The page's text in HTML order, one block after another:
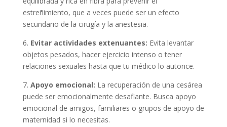
estreñimiento, que a veces puede ser un efecto
secundario de la cirugía y la anestesia.
6. Evitar actividades extenuantes: Evita levantar
objetos pesados, hacer ejercicio intenso o tener
relaciones sexuales hasta que tu médico lo autorice.
7. Apoyo emocional: La recuperación de una cesárea
puede ser emocionalmente desafiante. Busca apoyo
emocional de amigos, familiares o grupos de apoyo de
maternidad si lo necesitas.